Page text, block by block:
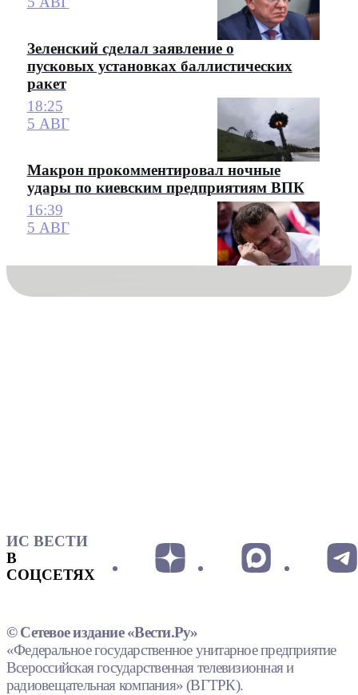
Зеленский сделал заявление о
пусковых установках баллистических
ракет
18:25
5 АВГ
Макрон прокомментировал ночные
удары по киевским предприятиям ВПК
16:39
5 АВГ
ИС ВЕСТИ
В
СОЦСЕТЯХ
© Сетевое издание «Вести.Ру»
«Федеральное государственное унитарное предприятие
Всероссийская государственная телевизионная и
радиовещательная компания» (ВГТРК).